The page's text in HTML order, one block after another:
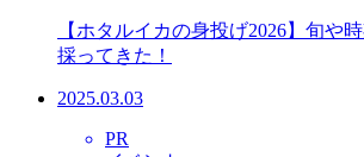
【ホタルイカの身投げ2026】旬や
採ってきた！
2025.03.03
PR